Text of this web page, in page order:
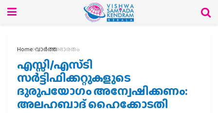
Home വാര്‍ത്ത ഭാരതം
എസ്സി/എസ്ടി
സര്‍ട്ടിഫിക്കറ്റുകളുടെ
ദുരുപയോഗം അന്വേഷിക്കണം:
അലഹബാദ് ഹൈക്കോടതി